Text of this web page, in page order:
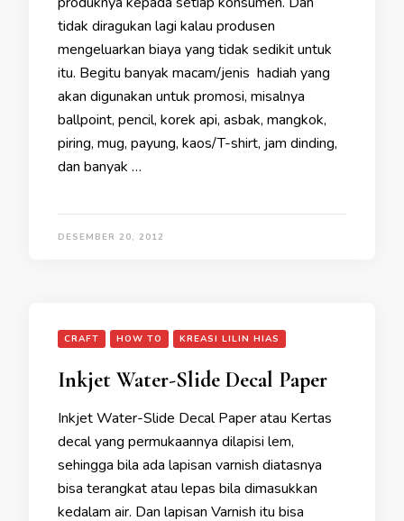
tidak diragukan lagi kalau produsen
mengeluarkan biaya yang tidak sedikit untuk
itu. Begitu banyak macam/jenis hadiah yang
akan digunakan untuk promosi, misalnya
ballpoint, pencil, korek api, asbak, mangkok,
piring, mug, payung, kaos/T-shirt, jam dinding,
dan banyak …
DESEMBER 20, 2012
CRAFT HOW TO KREASI LILIN HIAS
Inkjet Water-Slide Decal Paper
Inkjet Water-Slide Decal Paper atau Kertas
decal yang permukaannya dilapisi lem,
sehingga bila ada lapisan varnish diatasnya
bisa terangkat atau lepas bila dimasukkan
kedalam air. Dan lapisan Varnish itu bisa